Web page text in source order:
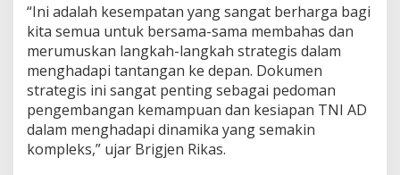
“Ini adalah kesempatan yang sangat berharga bagi
kita semua untuk bersama-sama membahas dan
merumuskan langkah-langkah strategis dalam
menghadapi tantangan ke depan. Dokumen
strategis ini sangat penting sebagai pedoman
pengembangan kemampuan dan kesiapan TNI AD
dalam menghadapi dinamika yang semakin
kompleks,” ujar Brigjen Rikas.